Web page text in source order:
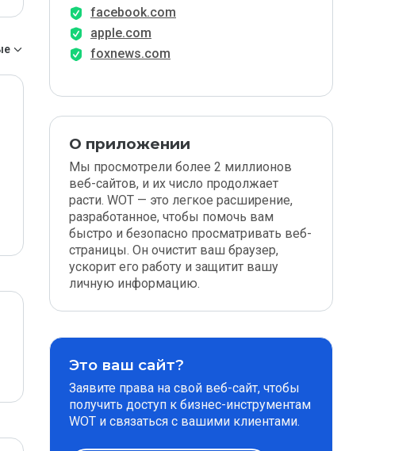
facebook.com
apple.com
foxnews.com
О приложении
Мы просмотрели более 2 миллионов
веб-сайтов, и их число продолжает
расти. WOT — это легкое расширение,
разработанное, чтобы помочь вам
быстро и безопасно просматривать веб-
страницы. Он очистит ваш браузер,
ускорит его работу и защитит вашу
личную информацию.
Это ваш сайт?
Заявите права на свой веб-сайт, чтобы
получить доступ к бизнес-инструментам
WOT и связаться с вашими клиентами.